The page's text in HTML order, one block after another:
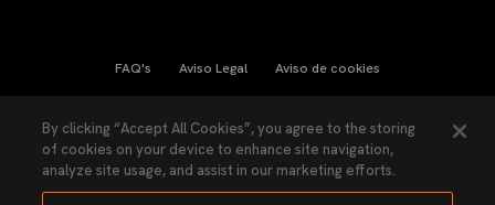
FAQ's Aviso Legal Aviso de cookies
Ley Transparencia Política de Privacidad
Accesibilidad
By clicking “Accept All Cookies”, you agree to the storing
of cookies on your device to enhance site navigation,
analyze site usage, and assist in our marketing efforts.